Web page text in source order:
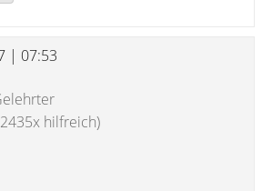
| 07:53
hilfreich)